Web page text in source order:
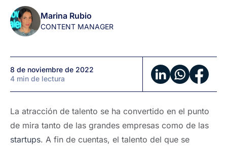
mantendrán
en
2023
Marina Rubio
CONTENT MANAGER
8 de noviembre de 2022
4 min de lectura
La atracción de talento se ha convertido en el punto
de mira tanto de las grandes empresas como de las
startups. A fin de cuentas, el talento del que se